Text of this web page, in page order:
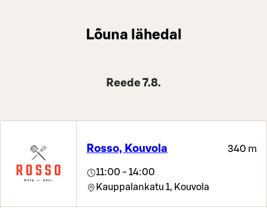
Lõuna lähedal
Reede 7.8.
Rosso, Kouvola 340 m
11:00 - 14:00
Kauppalankatu 1, Kouvola